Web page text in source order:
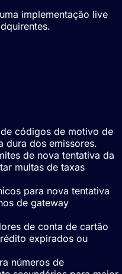
implementação live
códigos de motivo de
dura dos emissores.
de nova tentativa da
multas de taxas
para nova tentativa
de gateway
de conta de cartão
expirados ou
números de